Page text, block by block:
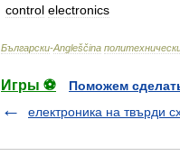
control electronics
Български-Angleščina
Игры ⚽
Поможем
електроника на твърди